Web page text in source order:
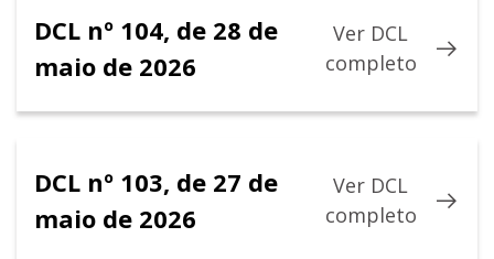
DCL nº 104, de 28 de
maio de 2026
Ver DCL
completo
DCL nº 103, de 27 de
maio de 2026
Ver DCL
completo